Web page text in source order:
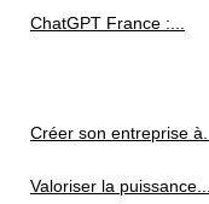
ChatGPT France :...
Créer son entreprise à...
Valoriser la puissance...